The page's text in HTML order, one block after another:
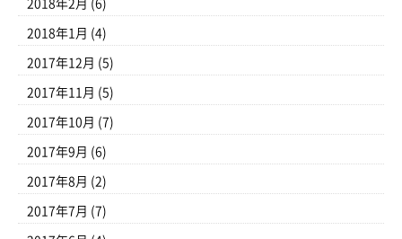
2018年2月 (6)
2018年1月 (4)
2017年12月 (5)
2017年11月 (5)
2017年10月 (7)
2017年9月 (6)
2017年8月 (2)
2017年7月 (7)